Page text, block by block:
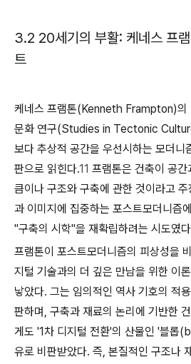
3.2 20세기의 부활: 케네스 프
트
케네스 프램톤(Kenneth Frampton)의
문화 연구(Studies in Tectonic
보다 추상적 공간을 우선시하는 모더니
판으로 읽힌다.11 프램톤은 건축이 공
큼이나 구조와 구축에 관한 것이라고
과 이미지에 집중하는 포스트모더니즘
"구축의 시학"을 재확립하려는 시도였
프램톤이 포스트모더니즘의 피상성을
지털 기술과의 더 깊은 만남을 위한 이
낳았다. 그는 임의적인 역사 기호의 적
판하며, 구축과 재료의 논리에 기반한
게도 '1차 디지털 전환'의 산물인 '블롭
유로 비판받았다. 즉, 본질적인 구조나